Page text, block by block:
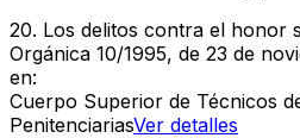
20. Los delitos contra el honor
Orgánica 10/1995, de 23 de
en:
Cuerpo Superior de Técnicos
PenitenciariasVer detalles